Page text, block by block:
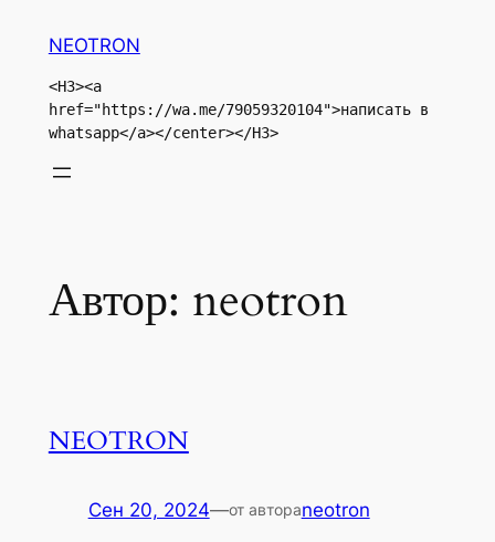
содержимому
NEOTRON
<H3><a
href="https://wa.me/79059320104">написать в
whatsapp</a></center></H3>
Автор: neotron
NEOTRON
Сен 20, 2024—от автораneotron